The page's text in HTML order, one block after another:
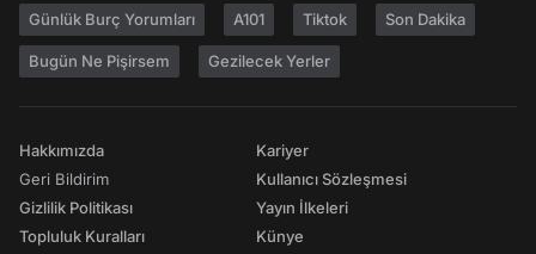
Günlük Burç Yorumları A101 Tiktok Son Dakika
Bugün Ne Pişirsem Gezilecek Yerler
Hakkımızda
Geri Bildirim
Gizlilik Politikası
Topluluk Kuralları
Kariyer
Kullanıcı Sözleşmesi
Yayın İlkeleri
Künye